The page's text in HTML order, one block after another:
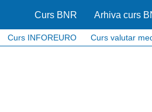
Curs BNR Arhiva curs
Curs INFOREURO Curs valutar